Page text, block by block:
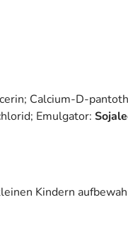
Calcium-D-
Emulgator:
Kindern